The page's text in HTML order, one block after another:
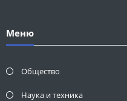
Меню
Общество
Наука и техника